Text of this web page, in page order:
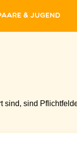
& Jugend
sind, sind